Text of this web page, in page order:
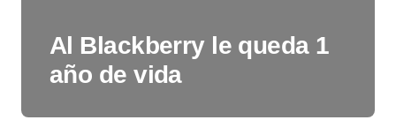
Al Blackberry le queda 1
año de vida